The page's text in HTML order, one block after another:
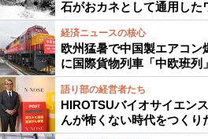
石がおカネとして通用した
経済ニュースの核心
欧州猛暑で中国製エアコ
に国際貨物列車「中欧班列
語り部の経営者たち
HIROTSUバイオサイエン
んが怖くない時代をつくり